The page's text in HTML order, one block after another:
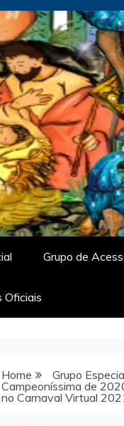
do Carnaval
Grupo de
Oficiais
Home
Grupo
Campeoníssima de
no Carnaval Virtual